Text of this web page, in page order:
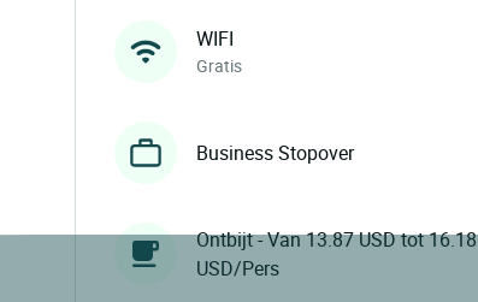
WIFI
Gratis
Business Stopover
Ontbijt - Van 13.87 USD tot 16.18
USD/Pers